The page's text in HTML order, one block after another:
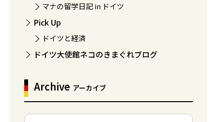
マナの留学日記 in ドイツ
Pick Up
ドイツと経済
ドイツ大使館ネコのきまぐれブログ
Archive アーカイブ